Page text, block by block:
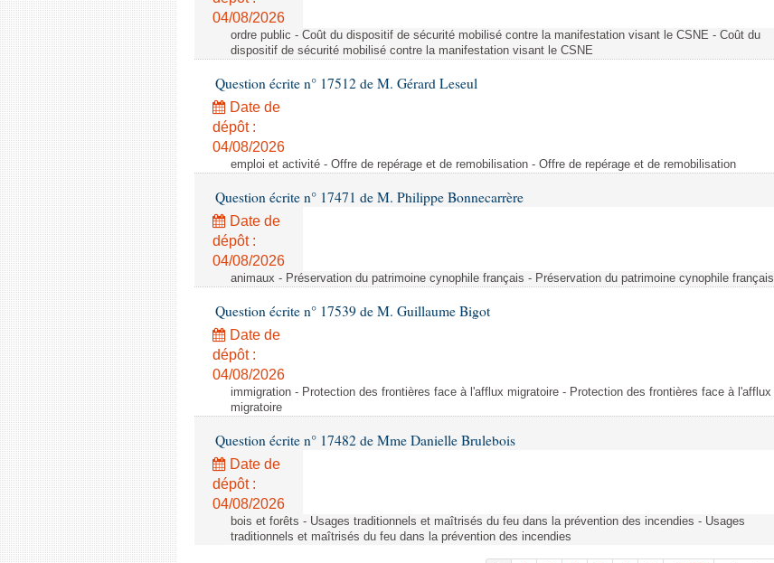
04/08/2026
ordre public - Coût du dispositif de sécurité mobilisé contre la manifestation visant le CSNE - Coût du
dispositif de sécurité mobilisé contre la manifestation visant le CSNE
Question écrite n° 17512 de M. Gérard Leseul
Date de
dépôt :
04/08/2026
emploi et activité - Offre de repérage et de remobilisation - Offre de repérage et de remobilisation
Question écrite n° 17471 de M. Philippe Bonnecarrère
Date de
dépôt :
04/08/2026
animaux - Préservation du patrimoine cynophile français - Préservation du patrimoine cynophile français
Question écrite n° 17539 de M. Guillaume Bigot
Date de
dépôt :
04/08/2026
immigration - Protection des frontières face à l'afflux migratoire - Protection des frontières face à l'afflux
migratoire
Question écrite n° 17482 de Mme Danielle Brulebois
Date de
dépôt :
04/08/2026
bois et forêts - Usages traditionnels et maîtrisés du feu dans la prévention des incendies - Usages
traditionnels et maîtrisés du feu dans la prévention des incendies